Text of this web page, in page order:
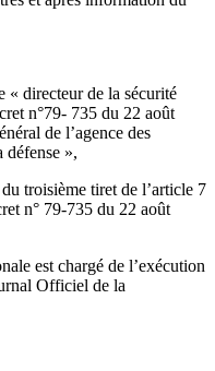
« directeur de la sécurité
n°79- 735 du 22 août
de l’agence des
défense »,
troisième tiret de l’article 7
n° 79-735 du 22 août
est chargé de l’exécution
Officiel de la